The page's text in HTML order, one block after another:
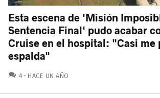
Esta escena de 'Misión
Sentencia Final' pudo acabar
Cruise en el hospital: "Casi me
espalda"
4 COMENTARIOS
HACE UN AÑO